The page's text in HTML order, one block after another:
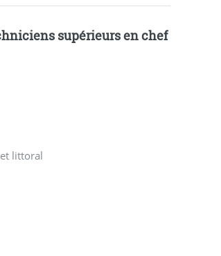
supérieurs en chef
littoral